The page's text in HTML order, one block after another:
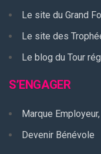
Le site du Grand
Le site des
Le blog du Tour
S’ENGAGER
Marque
Devenir Bénévole